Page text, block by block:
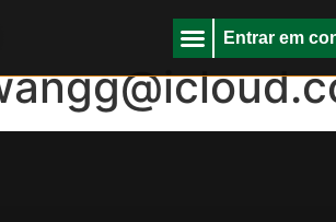
Entrar em